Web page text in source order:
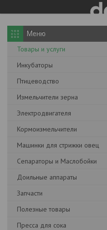
Товары и услуги
Инкубаторы
Птицеводство
Измельчители зерна
Электродвигателя
Кормоизмельчители
Машинки для стрижки овец
Сепараторы и Маслобойки
Доильные аппараты
Запчасти
Полезные товары
Пресса для сока